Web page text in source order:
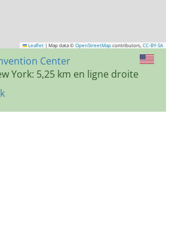
Leaflet | Map data © OpenStreetMap contributors, CC-BY-SA
Center
York: 5,25 km en ligne droite